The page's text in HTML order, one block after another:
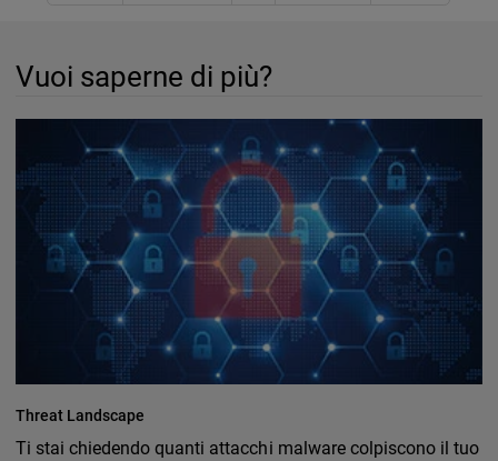
Vuoi saperne di più?
Threat Landscape
Ti stai chiedendo quanti attacchi malware colpiscono il tuo